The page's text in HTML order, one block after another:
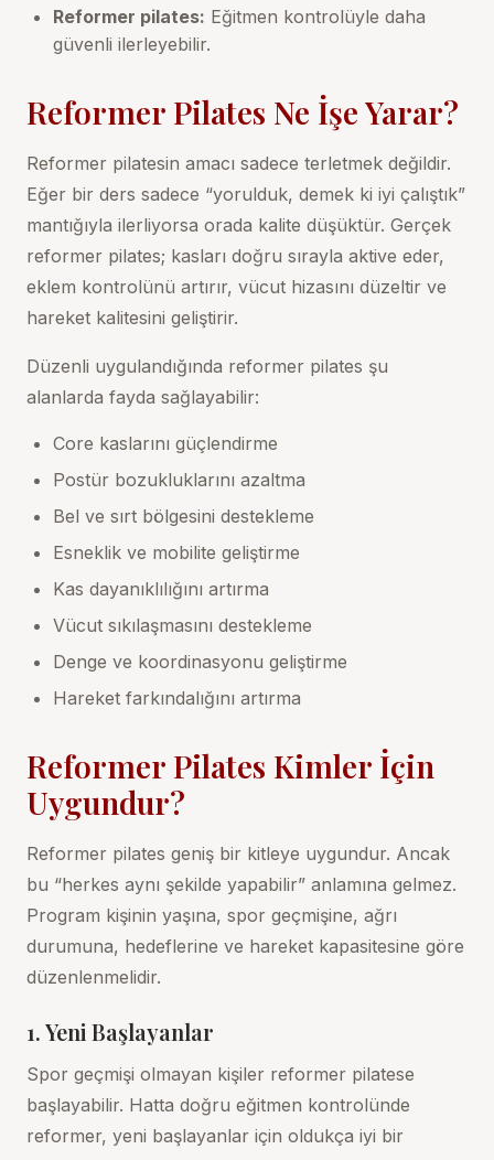
Reformer pilates: Eğitmen kontrolüyle daha
güvenli ilerleyebilir.
Reformer Pilates Ne İşe Yarar?
Reformer pilatesin amacı sadece terletmek değildir.
Eğer bir ders sadece “yorulduk, demek ki iyi çalıştık”
mantığıyla ilerliyorsa orada kalite düşüktür. Gerçek
reformer pilates; kasları doğru sırayla aktive eder,
eklem kontrolünü artırır, vücut hizasını düzeltir ve
hareket kalitesini geliştirir.
Düzenli uygulandığında reformer pilates şu
alanlarda fayda sağlayabilir:
Core kaslarını güçlendirme
Postür bozukluklarını azaltma
Bel ve sırt bölgesini destekleme
Esneklik ve mobilite geliştirme
Kas dayanıklılığını artırma
Vücut sıkılaşmasını destekleme
Denge ve koordinasyonu geliştirme
Hareket farkındalığını artırma
Reformer Pilates Kimler İçin
Uygundur?
Reformer pilates geniş bir kitleye uygundur. Ancak
bu “herkes aynı şekilde yapabilir” anlamına gelmez.
Program kişinin yaşına, spor geçmişine, ağrı
durumuna, hedeflerine ve hareket kapasitesine göre
düzenlenmelidir.
1. Yeni Başlayanlar
Spor geçmişi olmayan kişiler reformer pilatese
başlayabilir. Hatta doğru eğitmen kontrolünde
reformer, yeni başlayanlar için oldukça iyi bir